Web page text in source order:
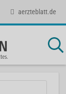
aerzteblatt.de